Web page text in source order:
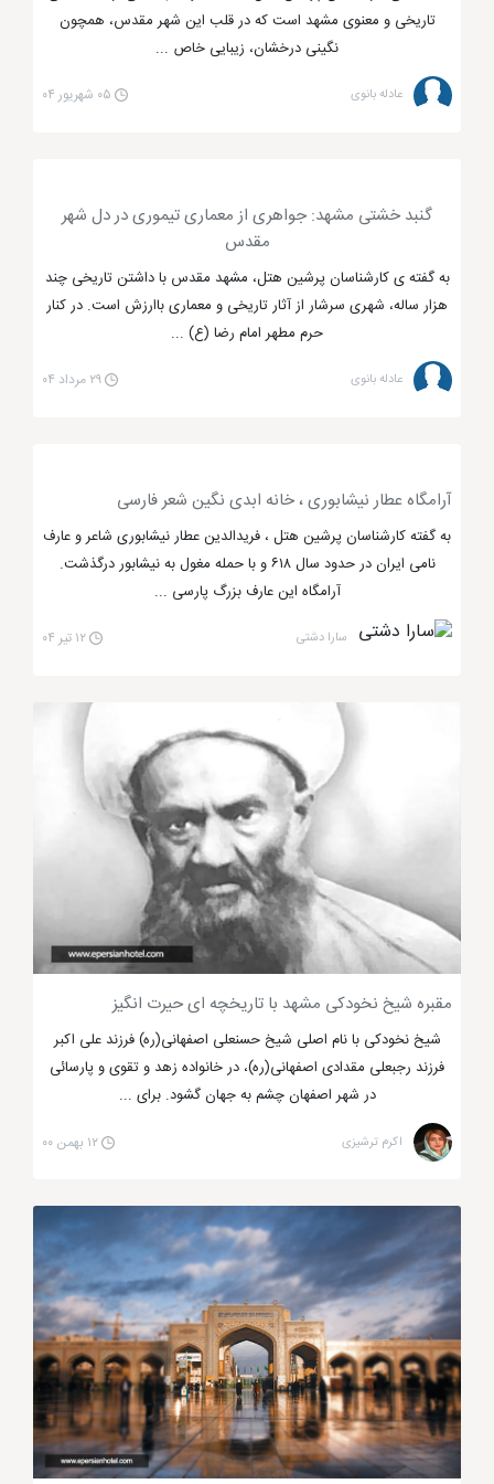
امام همام مزین به این نام گشته و همه ساله پذیرای
بسیاری از زائران داخلی و خارجی است. از دیگر مکان های
مذهبی در حرم مطهر امام رضا (ع) مسجد گوهرشاد است
معماری اسلامی در مشهد می باشد.پنجره فولادو
از دیگر مکان های مقدس موجود در حرم
است که تاریخچه ای قدیمی داشته و می توانید تاریخ آن را
با دقت مطالعه نمایید.
مسجد گوهرشاد مشهد، شاهد جنایت رضا خان
مسجد گوهرشاداز اماکن مذهبی و
مقدسمشهداست که در زمان رضا خان ملعون شاهد
جنایتی هولناک بوده است. بله این جنایت مربوط به زمان
قیام مردم مشهد بر علیه بی حجابی بود که رضا خان ملعون
دستور داد درهای مسجد گوهرشاد را ببندند و مردم را
تیرباران کنند. این اتفاق دلخراش باعث شد تا مسجد
مقدس گوهرشاد به خون این مردم بی گناه آغشته شود و
روایتگر این جنایت ترسناک باشد. مسجد گوهرشاد از
معماری ایرانی، اسلامی برخوردار بوده و با کاشی های
فیروزه ای خوشرنگ و نفیس ساخته شده است.
تاریخی و معنوی مشهد است که در قلب این شهر مقدس، همچون
نگینی درخشان، زیبایی خاص ...
عادله بانوی ۰۵ شهریور ۰۴
گنبد خشتی مشهد: جواهری از معماری تیموری در دل شهر
مقدس
به گفته ی کارشناسان پرشین هتل، مشهد مقدس با داشتن تاریخی چند
هزار ساله، شهری سرشار از آثار تاریخی و معماری باارزش است. در کنار
حرم مطهر امام رضا (ع) ...
عادله بانوی ۲۹ مرداد ۰۴
آرامگاه عطار نیشابوری ، خانه ابدی نگین شعر فارسی
به گفته کارشناسان پرشین هتل ، فریدالدین عطار نیشابوری شاعر و عارف
نامی ایران در حدود سال ۶۱۸ و با حمله مغول به نیشابور درگذشت.
آرامگاه این عارف بزرگ پارسی ...
سارا دشتی ۱۲ تیر ۰۴
مقبره شیخ نخودکی مشهد با تاریخچه ای حیرت انگیز
شیخ نخودکی با نام اصلی شیخ حسنعلی اصفهانی(ره) فرزند علی اکبر
فرزند رجبعلی مقدادی اصفهانی(ره)، در خانواده زهد و تقوی و پارسائی
در شهر اصفهان چشم به جهان گشود. برای ...
اکرم ترشیزی ۱۲ بهمن ۰۰